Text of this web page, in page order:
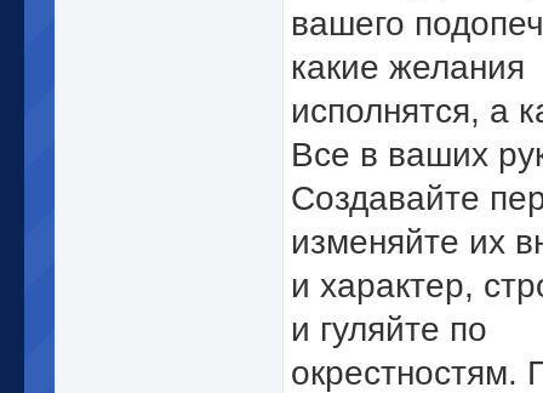
вашего
какие желания
исполнятся, а
Все в ваших
Создавайте
изменяйте их
и характер,
и гуляйте по
окрестностям.